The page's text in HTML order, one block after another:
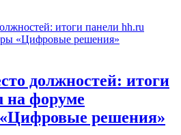
должностей: итоги
на форуме
решения»